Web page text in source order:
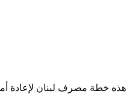
هذه خطة مصرف لبنان لإعادة